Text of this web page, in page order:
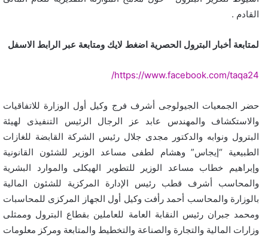
القادم .
لمتابعة أخبار البترول الحصرية اضغط لايك ومتابعة عبر الرابط الاسفل
https://www.facebook.com/taqa24/
حضر الجمعيات الجيولوجى أشرف فرج وكيل أول الوزارة للاتفاقيات
والاستكشاف والمهندس عابد عز الرجال الرئيس التنفيذى لهيئة
البترول ونوابه والدكتور مجدى جلال رئيس الشركة القابضة للغازات
الطبيعية “إيجاس” وهشام لطفى مساعد الوزير للشئون القانونية
وإبراهيم خطاب مساعد الوزير للتطوير الهيكلى والموارد البشرية
والمحاسب أشرف قطب رئيس الإدارة المركزية للشئون المالية
بالوزارة والمحاسب أحمد رأفت وكيل أول الجهاز المركزى للمحاسبات
ومحمد جبران رئيس النقابة العامة للعاملين بقطاع البترول وممثلى
وزارات المالية والتجارة والصناعة والتخطيط والمتابعة ومركز معلومات